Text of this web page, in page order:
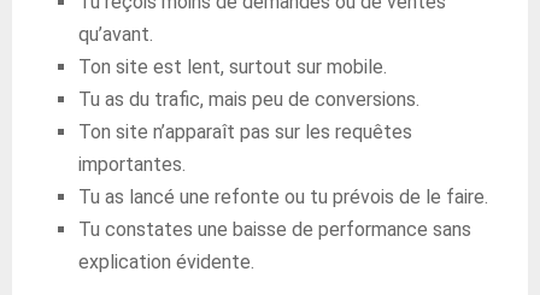
qu’avant.
Ton site est lent, surtout sur mobile.
Tu as du trafic, mais peu de conversions.
Ton site n’apparaît pas sur les requêtes
importantes.
Tu as lancé une refonte ou tu prévois de le faire.
Tu constates une baisse de performance sans
explication évidente.